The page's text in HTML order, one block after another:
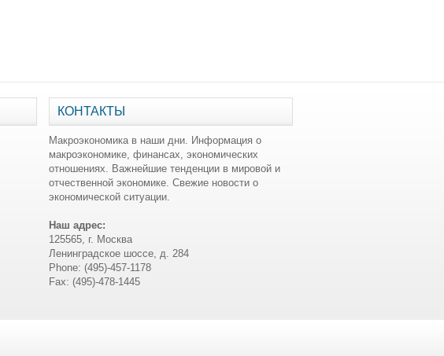
КОНТАКТЫ
Макроэкономика в наши дни. Информация о
макроэкономике, финансах, экономических
отношениях. Важнейшие тенденции в мировой и
отчественной экономике. Свежие новости о
экономической ситуации.
Наш адрес:
125565, г. Москва
Ленинградское шоссе, д. 284
Phone: (495)-457-1178
Fax: (495)-478-1445